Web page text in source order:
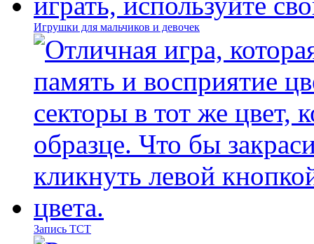
Игрушки для мальчиков и девочек
Запись ТСТ